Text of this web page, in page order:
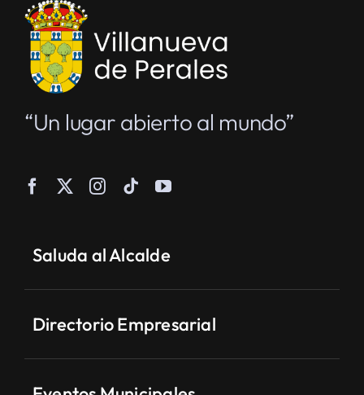
“Un lugar abierto al mundo”
Saluda al Alcalde
Directorio Empresarial